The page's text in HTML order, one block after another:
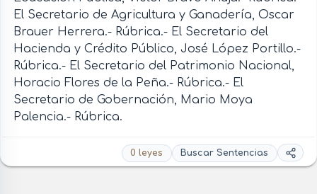
El Secretario de Agricultura y Ganadería, Oscar
Brauer Herrera.- Rúbrica.- El Secretario del
Hacienda y Crédito Público, José López Portillo.-
Rúbrica.- El Secretario del Patrimonio Nacional,
Horacio Flores de la Peña.- Rúbrica.- El
Secretario de Gobernación, Mario Moya
Palencia.- Rúbrica.
0 leyes Buscar Sentencias